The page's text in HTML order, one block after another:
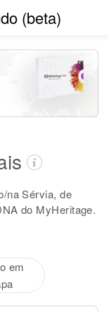
(beta)
na Sérvia, de
do MyHeritage.
em